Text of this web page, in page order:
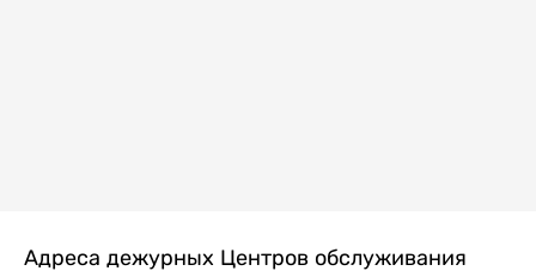
Адреса дежурных Центров обслуживания